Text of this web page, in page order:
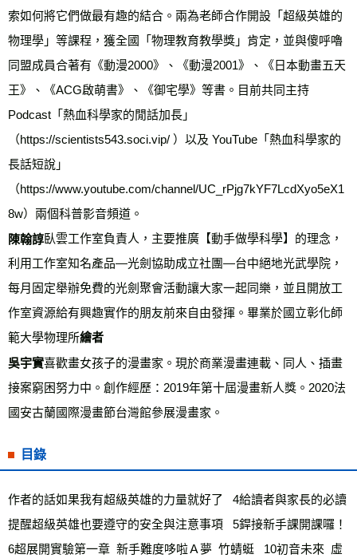
索如何將它們做最有趣的結合。兩為老師合作開設「超級英雄的
物理學」等課程，獲全國「物理教育教學獎」肯定，並與傻呼嚕
同盟成員合著有《動漫2000》、《動漫2001》、《日本動畫五天
王》、《ACG啟萌書》、《御宅學》等書。目前共同主持
Podcast「熱血科學家的閒話加長」
（https://scientists543.soci.vip/ ）以及 YouTube「熱血科學家的
長話短說」
（https://www.youtube.com/channel/UC_rPjg7kYF7LcdXyo5eX1
8w）兩個科普影音頻道。
陳翰諄臥雲工作室負責人，主要推廣【動手做學科學】的理念，
利用工作室知名產品—光劍協助成立社團—台中絕地光武學院，
每月固定舉辦免費的光劍聚會活動讓大家一起同樂，並且開放工
作室資源給有興趣實作的朋友前來自由發揮。畢業於國立彰化師
範大學物理所繪者
吳宇實喜歡畫女孩子的漫畫家。現於商業漫畫連載、同人、插畫
接案窮困努力中。創作經歷：2019年第十屆漫畫新人獎。2020法
國安古蘭國際漫畫節台灣館參展漫畫家。
目錄
作者的話如果我有超級英雄的力量就好了   4給讀者與家長的必讀
提醒超級英雄也要遵守的安全與注意事項   5銲接新手課開課囉！
6超展開實驗第一章  新手難度哆啦Ａ夢  竹蜻蜓   10初音未來  虛